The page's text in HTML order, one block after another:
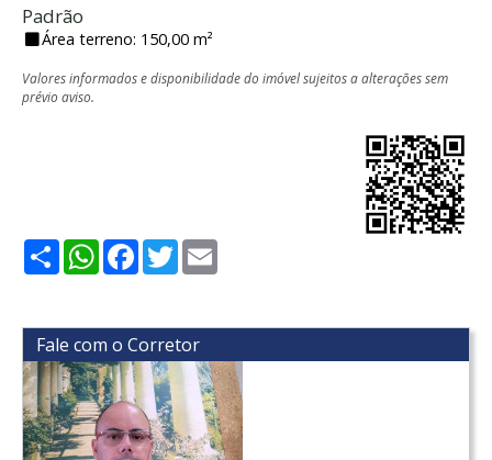
Padrão
Área terreno: 150,00 m²
Valores informados e disponibilidade do imóvel sujeitos a alterações sem
prévio aviso.
ShareWhatsApp
Facebook
Twitter
Fale com o Corretor